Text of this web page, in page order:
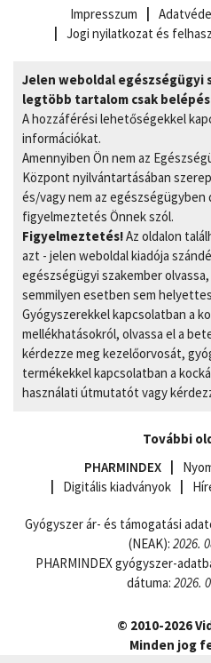
Impresszum
Jogi nyilatkozat és
Jelen weboldal egészségügyi
legtöbb tartalom csak
A hozzáférési lehetőségekkel
információkat.
Amennyiben Ön nem az
Központ nyilvántartásában
és/vagy nem az
figyelmeztetés Önnek szól.
Figyelmeztetés!Az oldalon
azt - jelen weboldal kiadója
egészségügyi szakember
semmilyen esetben sem
Gyógyszerekkel kapcsolatban a
mellékhatásokról, olvassa el a
kérdezze meg kezelőorvosát,
termékekkel kapcsolatban a
használati útmutatót vagy
További
PHARMINDEX
Digitális kiadványok
Gyógyszer ár- és támogatási
(NEAK): 2026.
PHARMINDEX gyógyszer-
dátuma: 2026.
© 2010-2026
Minden jog